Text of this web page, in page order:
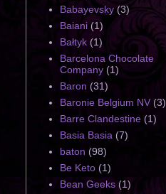
Babayevsky (3)
Baiani (1)
Bałtyk (1)
Barcelona Chocolate
Company (1)
Baron (31)
Baronie Belgium NV (3)
Barre Clandestine (1)
Basia Basia (7)
baton (98)
Be Keto (1)
Bean Geeks (1)